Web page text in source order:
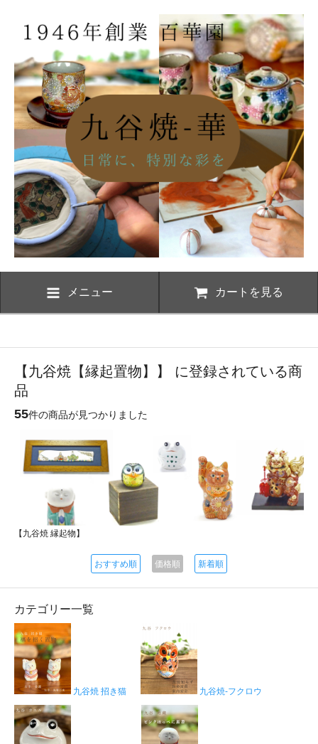
メニュー カートを見る
【九谷焼【縁起置物】】 に登録されている商
品
55件の商品が見つかりました
【九谷焼 縁起物】
おすすめ順 価格順 新着順
カテゴリー一覧
九谷焼 招き猫 九谷焼-フクロウ